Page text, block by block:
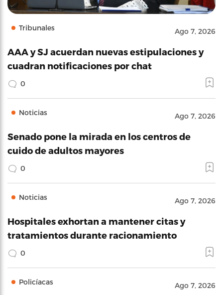
Tribunales Ago 7, 2026
AAA y SJ acuerdan nuevas estipulaciones y
cuadran notificaciones por chat
0
Noticias Ago 7, 2026
Senado pone la mirada en los centros de
cuido de adultos mayores
0
Noticias Ago 7, 2026
Hospitales exhortan a mantener citas y
tratamientos durante racionamiento
0
Policíacas Ago 7, 2026